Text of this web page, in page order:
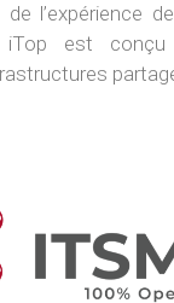
l’expérience
iTop est